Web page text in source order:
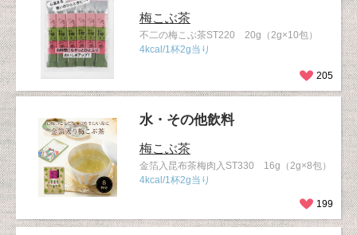
梅こぶ茶
不二の梅こぶ茶ST220 20g（2g×10包）
4kcal/1杯2g当り
205
水・その他飲料
梅こぶ茶
金箔入昆布茶梅肉入ST330 16g（2g×8包）
4kcal/1杯2g当り
199